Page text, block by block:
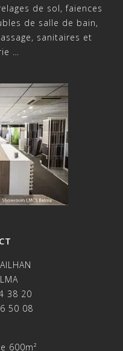
de sol, faiences
de salle de bain,
sanitaires et
…
38 20
50 08
600m²